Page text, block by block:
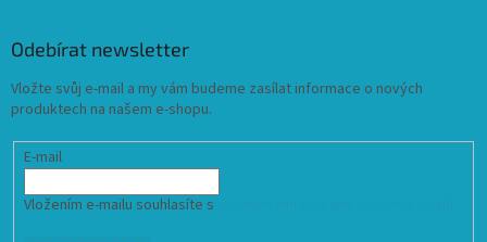
Odebírat newsletter
Vložte svůj e-mail a my vám budeme zasílat informace o nových
produktech na našem e-shopu.
E-mail
Vložením e-mailu souhlasíte s